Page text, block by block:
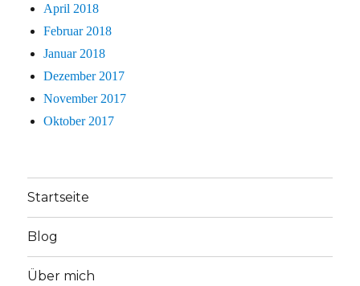
April 2018
Februar 2018
Januar 2018
Dezember 2017
November 2017
Oktober 2017
Startseite
Blog
Über mich